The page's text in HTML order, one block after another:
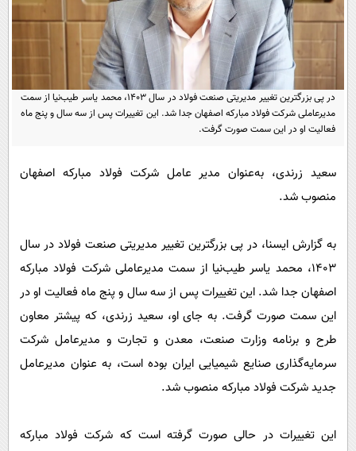
محیط زیست
سفر و تفریح
فناوری و It
علمی
اخبار کریپتو
قرآن
گوناگون
باشگاه مغز
مجله تصویری سلاح
اقتصاد
ورزش
سرگرمی
حوادث
محیط زیست
سلامت
بین الملل
حیات وحش
عصر ایران 2
خواندنی ها و دیدنی ها
پیامک
دانلود
آموزش زبان
در پی بزرگترین تغییر مدیریتی صنعت فولاد در سال ۱۴۰۳، محمد یاسر طیب‌نیا از سمت
مدیرعاملی شرکت فولاد مبارکه اصفهان جدا شد. این تغییرات پس از سه سال و پنج ماه
فعالیت او در این سمت صورت گرفت.
سعید زرندی، به‌عنوان مدیر عامل شرکت فولاد مبارکه اصفهان
منصوب شد.
به گزارش ایسنا، در پی بزرگترین تغییر مدیریتی صنعت فولاد در سال
۱۴۰۳، محمد یاسر طیب‌نیا از سمت مدیرعاملی شرکت فولاد مبارکه
اصفهان جدا شد. این تغییرات پس از سه سال و پنج ماه فعالیت او در
این سمت صورت گرفت. به جای او، سعید زرندی، که پیشتر معاون
طرح و برنامه وزارت صنعت، معدن و تجارت و مدیرعامل شرکت
سرمایه‌گذاری صنایع شیمیایی ایران بوده است، به عنوان مدیرعامل
جدید شرکت فولاد مبارکه منصوب شد.
این تغییرات در حالی صورت گرفته است که شرکت فولاد مبارکه